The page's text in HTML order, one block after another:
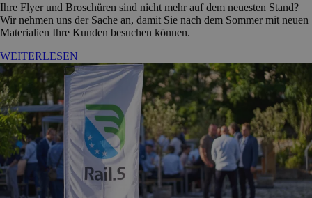
Ihre Flyer und Broschüren sind nicht mehr auf dem neuesten Stand?
Wir nehmen uns der Sache an, damit Sie nach dem Sommer mit neuen
Materialien Ihre Kunden besuchen können.
WEITERLESEN